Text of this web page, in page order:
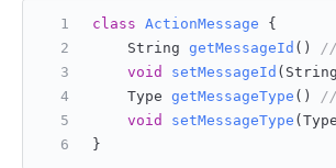
class ActionMessage {
    String
getMessageId ()
//
void
setMessageId (String
    Type
getMessageType ()
//
void
setMessageType
}